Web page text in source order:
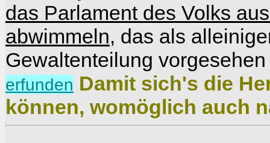
das Parlament des Volks
abwimmeln, das als
Gewaltenteilung
erfunden Damit sich's die
können, womöglich auch